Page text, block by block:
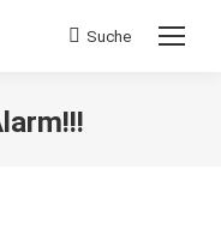
Search:
Suche